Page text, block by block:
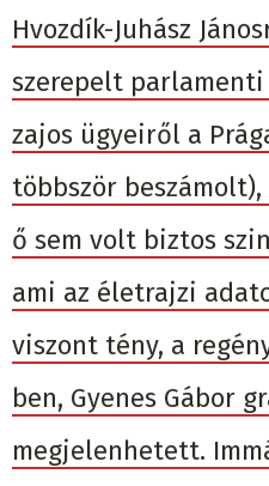
Hvozdík-Juhász
szerepelt
zajos ügyeiről a
többször
ő sem volt biztos
ami az életrajzi
viszont tény, a
ben, Gyenes Gábor
megjelenhetett.